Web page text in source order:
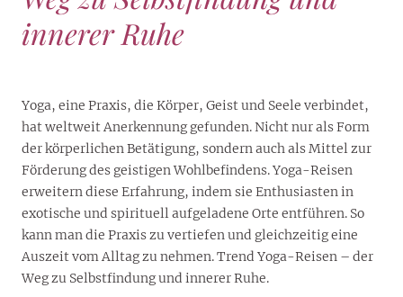
innerer Ruhe
Yoga, eine Praxis, die Körper, Geist und Seele verbindet,
hat weltweit Anerkennung gefunden. Nicht nur als Form
der körperlichen Betätigung, sondern auch als Mittel zur
Förderung des geistigen Wohlbefindens. Yoga-Reisen
erweitern diese Erfahrung, indem sie Enthusiasten in
exotische und spirituell aufgeladene Orte entführen. So
kann man die Praxis zu vertiefen und gleichzeitig eine
Auszeit vom Alltag zu nehmen. Trend Yoga-Reisen – der
Weg zu Selbstfindung und innerer Ruhe.